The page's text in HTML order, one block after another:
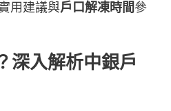
用建議與戶口解凍時間 參
深入解析中銀戶